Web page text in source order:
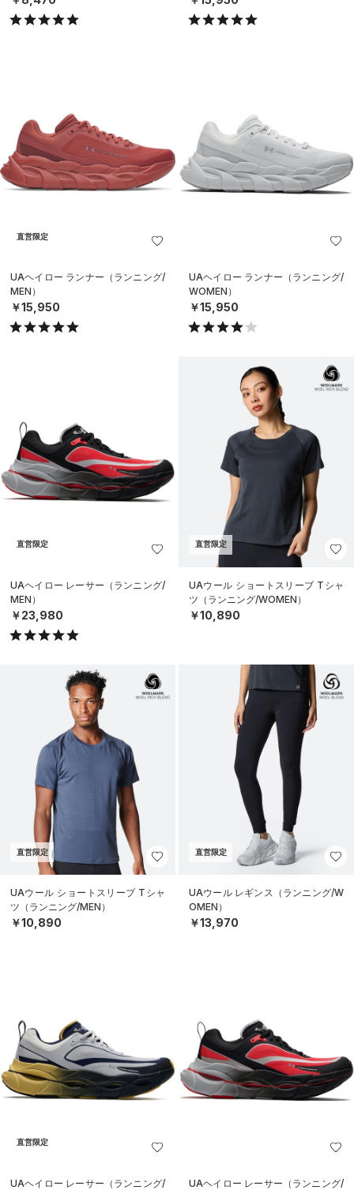
直営限定
UAヘイロー ランナー（ランニング/
MEN）
￥15,950
UAヘイロー ランナー（ランニング/
WOMEN）
￥15,950
直営限定
UAヘイロー レーサー（ランニング/
MEN）
￥23,980
直営限定
UAウール ショートスリーブ Tシャ
ツ（ランニング/WOMEN）
￥10,890
直営限定
UAウール ショートスリーブ Tシャ
ツ（ランニング/MEN）
￥10,890
直営限定
UAウール レギンス（ランニング/W
OMEN）
￥13,970
直営限定
UAヘイロー レーサー（ランニング/
UAヘイロー レーサー（ランニング/